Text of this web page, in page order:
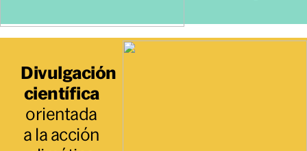
Divulgación
científica
orientada
a la acción